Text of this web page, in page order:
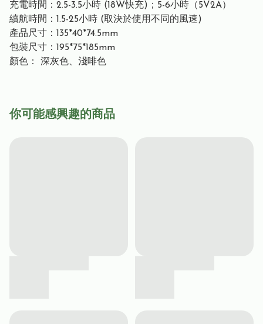
充電時間：2.5-3.5小時 (18W快充)；5-6小時（5V2A）
續航時間：1.5-25小時 (取決於使用不同的風速)
產品尺寸：135*40*74.5mm
包裝尺寸：195*75*185mm
顏色： 深灰色、淺啡色
你可能感興趣的商品